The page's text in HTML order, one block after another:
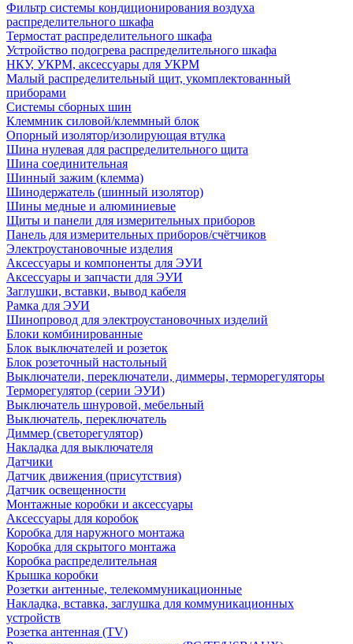
Фильтр системы кондиционирования воздуха
распределительного шкафа
Термостат распределительного шкафа
Устройство подогрева распределительного шкафа
НКУ, УКРМ, аксессуары для УКРМ
Малый распределительный щит, укомплектованный
приборами
Системы сборных шин
Клеммник силовой/клеммный блок
Опорный изолятор/изолирующая втулка
Шина нулевая для распределительного щита
Шина соединительная
Шинный зажим (клемма)
Шинодержатель (шинный изолятор)
Шины медные и алюминиевые
Щиты и панели для измерительных приборов
Панель для измерительных приборов/счётчиков
Электроустановочные изделия
Аксессуары и компоненты для ЭУИ
Аксессуары и запчасти для ЭУИ
Заглушки, вставки, вывод кабеля
Рамка для ЭУИ
Шинопровод для электроустановочных изделий
Блоки комбинированные
Блок выключателей и розеток
Блок розеточный настольный
Выключатели, переключатели, диммеры, терморегуляторы
Терморегулятор (серии ЭУИ)
Выключатель шнуровой, мебельный
Выключатель, переключатель
Диммер (светорегулятор)
Накладка для выключателя
Датчики
Датчик движения (присутствия)
Датчик освещенности
Монтажные коробки и аксессуары
Аксессуары для коробок
Коробка для наружного монтажа
Коробка для скрытого монтажа
Коробка распределительная
Крышка коробки
Розетки антенные, телекоммуникационные
Накладка, вставка, заглушка для коммуникационных
устройств
Розетка антенная (TV)